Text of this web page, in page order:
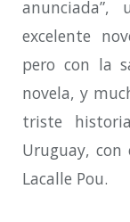
excelente
pero con la
novela, y
triste
Uruguay,
Lacalle Pou.